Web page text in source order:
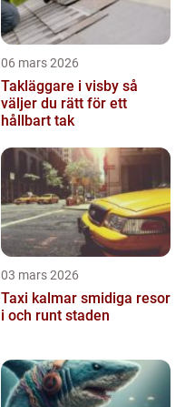
06 mars 2026
Takläggare i visby så
väljer du rätt för ett
hållbart tak
03 mars 2026
Taxi kalmar smidiga resor
i och runt staden